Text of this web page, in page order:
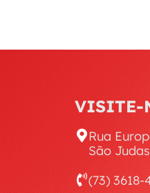
VISITE-
Rua
São
(73) 3618-